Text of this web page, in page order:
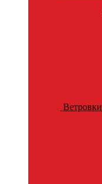
Ветровки